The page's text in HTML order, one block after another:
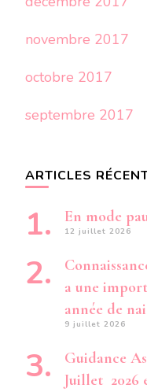
novembre 2017
octobre 2017
septembre 2017
ARTICLES
En mode
12 juillet 2026
a une
année de
9 juillet 2026
Guidance
Juillet 2026